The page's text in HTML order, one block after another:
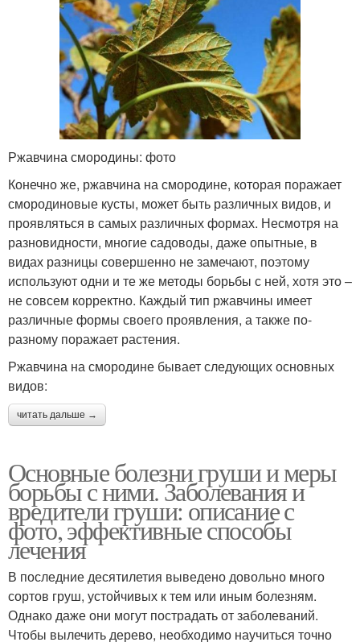
Ржавчина смородины: фото
Конечно же, ржавчина на смородине, которая поражает
смородиновые кусты, может быть различных видов, и
проявляться в самых различных формах. Несмотря на
разновидности, многие садоводы, даже опытные, в
видах разницы совершенно не замечают, поэтому
используют одни и те же методы борьбы с ней, хотя это –
не совсем корректно. Каждый тип ржавчины имеет
различные формы своего проявления, а также по-
разному поражает растения.
Ржавчина на смородине бывает следующих основных
видов:
читать дальше →
Основные болезни груши и меры
борьбы с ними. Заболевания и
вредители груши: описание с
фото, эффективные способы
лечения
В последние десятилетия выведено довольно много
сортов груш, устойчивых к тем или иным болезням.
Однако даже они могут пострадать от заболеваний.
Чтобы вылечить дерево, необходимо научиться точно